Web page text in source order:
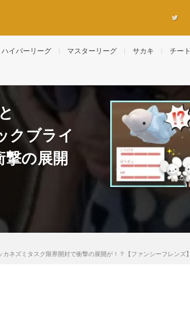
ハイパーリーグ マスターリーグ サカキ チート
クブライ
撃の展開
ネズミタスク限界開封で衝撃の展開が！？【ファンシーフレンズ】